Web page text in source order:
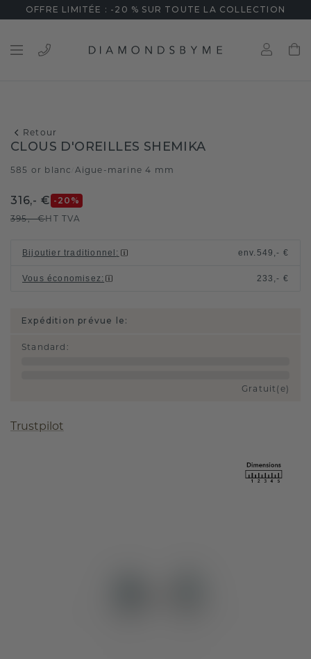
OFFRE LIMITÉE : -20 % SUR TOUTE LA COLLECTION
Retour
CLOUS D'OREILLES SHEMIKA
585 or blanc Aigue-marine 4 mm
316,- € -20 %
395,- €HT TVA
Bijoutier traditionnel : env. 549,- €
Vous économisez: 233,- €
Expédition prévue le:
Standard :
Gratuit(e)
Trustpilot